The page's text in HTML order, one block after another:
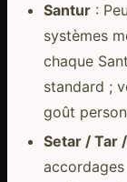
Santur:
systèmes
chaque
standard ;
goût
Setar / Tar